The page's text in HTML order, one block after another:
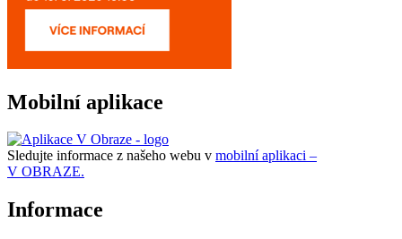
Mobilní aplikace
Sledujte informace z našeho webu v mobilní aplikaci –
V OBRAZE.
Informace